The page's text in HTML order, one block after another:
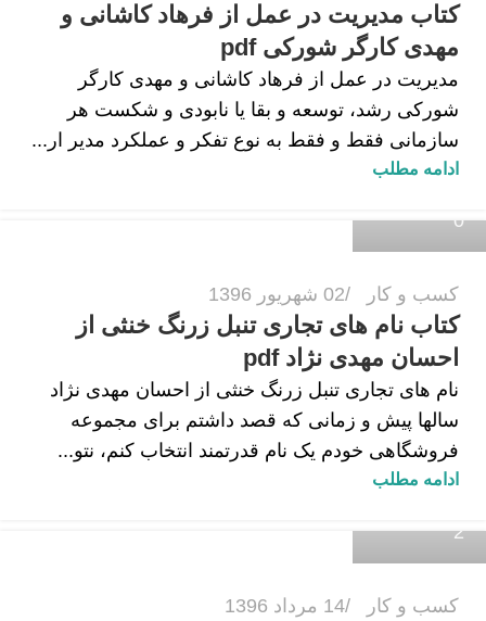
کتاب مدیریت در عمل از فرهاد کاشانی و
مهدی کارگر شورکی pdf
مدیریت در عمل از فرهاد کاشانی و مهدی کارگر
شورکی رشد، توسعه و بقا یا نابودی و شکست هر
سازمانی فقط و فقط به نوع تفکر و عملکرد مدیر ار...
ادامه مطلب
زهرا داودی
0
کسب و کار 02 شهریور 1396
کتاب نام های تجاری تنبل زرنگ خنثی از
احسان مهدی نژاد pdf
نام های تجاری تنبل زرنگ خنثی از احسان مهدی نژاد
سالها پیش و زمانى که قصد داشتم براى مجموعه
فروشگاهى خودم یک نام قدرتمند انتخاب کنم، نتو...
ادامه مطلب
زهرا داودی
2
کسب و کار 14 مرداد 1396